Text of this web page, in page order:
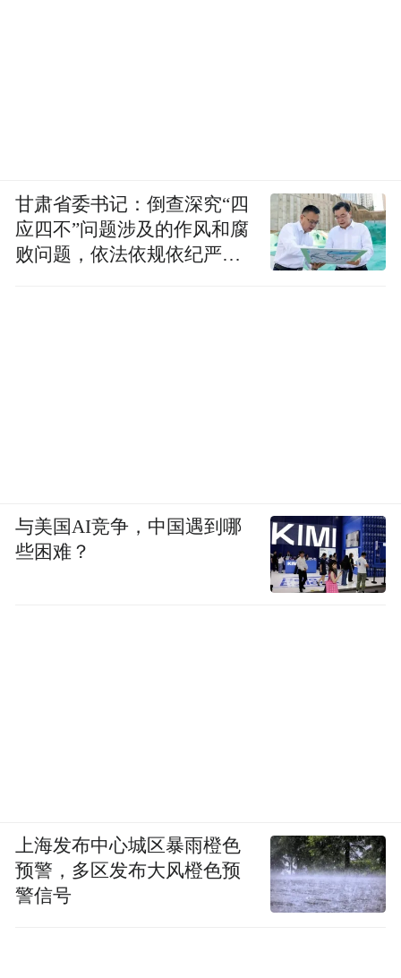
甘肃省委书记：倒查深究“四
应四不”问题涉及的作风和腐
败问题，依法依规依纪严肃
与美国AI竞争，中国遇到哪
些困难？
上海发布中心城区暴雨橙色
预警，多区发布大风橙色预
警信号